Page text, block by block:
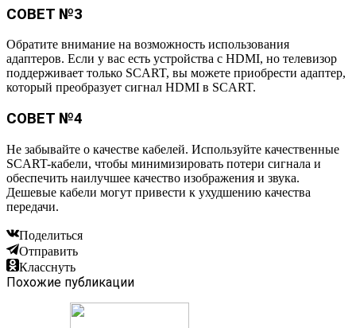
СОВЕТ №3
Обратите внимание на возможность использования
адаптеров. Если у вас есть устройства с HDMI, но телевизор
поддерживает только SCART, вы можете приобрести адаптер,
который преобразует сигнал HDMI в SCART.
СОВЕТ №4
Не забывайте о качестве кабелей. Используйте качественные
SCART-кабели, чтобы минимизировать потери сигнала и
обеспечить наилучшее качество изображения и звука.
Дешевые кабели могут привести к ухудшению качества
передачи.
Поделиться
Отправить
Класснуть
Похожие публикации